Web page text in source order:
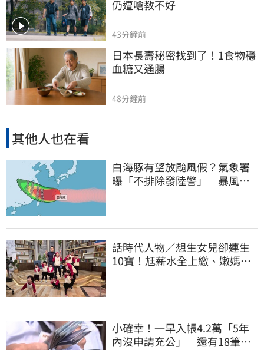
仍遭嗆教不好
43分鐘前
日本長壽秘密找到了！1食物穩
血糖又通腸
48分鐘前
其他人也在看
白海豚有望放颱風假？氣象署
曝「不排除發陸警」 暴風圈
話時代人物／想生女兒卻連生
10寶！尪薪水全上繳、嫩媽吐
小確幸！一早入帳4.2萬「5年
內沒申請充公」 還有18筆錢